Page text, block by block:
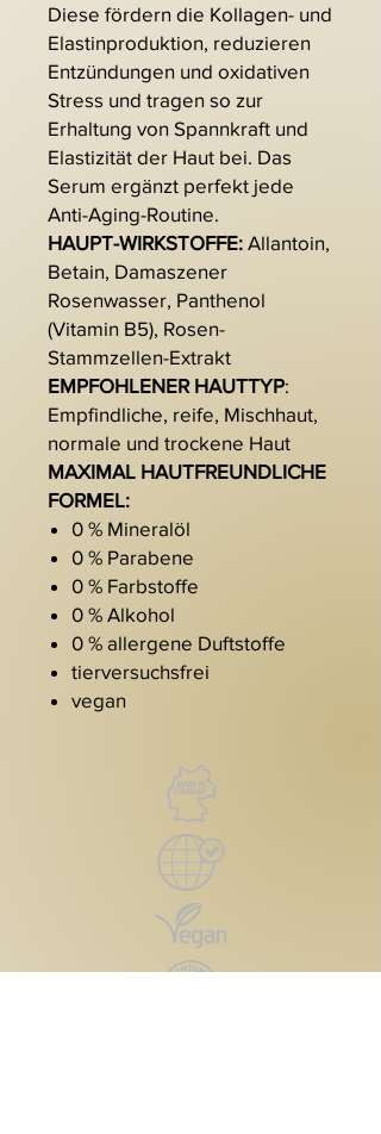
Diese fördern die Kollagen- und
Elastinproduktion, reduzieren
Entzündungen und oxidativen
Stress und tragen so zur
Erhaltung von Spannkraft und
Elastizität der Haut bei. Das
Serum ergänzt perfekt jede
Anti-Aging-Routine.
HAUPT-WIRKSTOFFE: Allantoin,
Betain, Damaszener
Rosenwasser, Panthenol
(Vitamin B5), Rosen-
Stammzellen-Extrakt
EMPFOHLENER HAUTTYP:
Empfindliche, reife, Mischhaut,
normale und trockene Haut
MAXIMAL HAUTFREUNDLICHE
FORMEL:
0 % Mineralöl
0 % Parabene
0 % Farbstoffe
0 % Alkohol
0 % allergene Duftstoffe
tierversuchsfrei
vegan